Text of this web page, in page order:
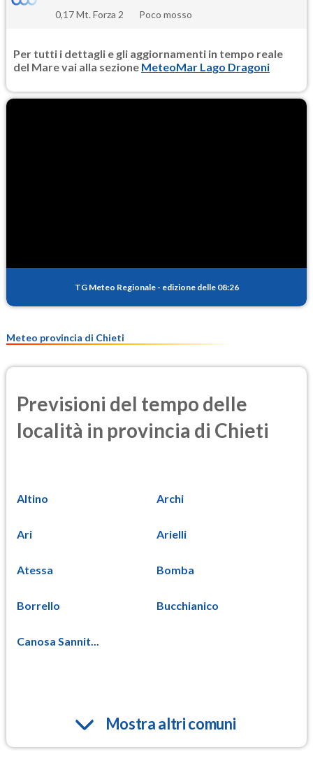
0,17 Mt. Forza 2
Poco mosso
Per tutti i dettagli e gli aggiornamenti in tempo reale
del Mare vai alla sezione MeteoMar Lago Dragoni
TG Meteo Regionale - edizione delle 08:26
Meteo provincia di Chieti
Previsioni del tempo delle
località in provincia di Chieti
Altino Archi
Ari Arielli
Atessa Bomba
Borrello Bucchianico
Canosa Sannit...
Mostra altri comuni